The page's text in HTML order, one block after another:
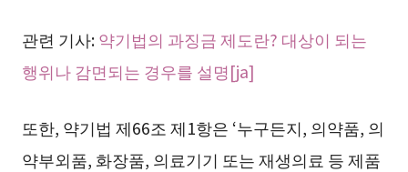
관련 기사:약기법의 과징금 제도란? 대상이 되는
행위나 감면되는 경우를 설명[ja]
또한, 약기법 제66조 제1항은 ‘누구든지, 의약품, 의
약부외품, 화장품, 의료기기 또는 재생의료 등 제품